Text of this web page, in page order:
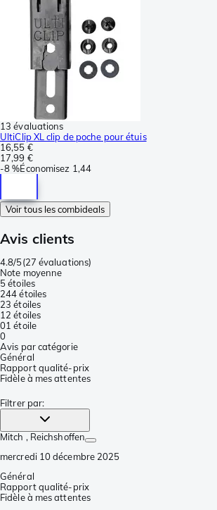
13 évaluations
UltiClip XL clip de poche pour étuis
16,55 €
17,99 €
-8 %Économisez 1,44
Voir tous les combideals
Avis clients
4.8/5(27 évaluations)
Note moyenne
5 étoiles
244 étoiles
23 étoiles
1 2 étoiles
01 étoile
0
Avis par catégorie
Général
Rapport qualité-prix
Fidèle à mes attentes
Filtrer par:
Mitch , Reichshoffen
mercredi 10 décembre 2025
Général
Rapport qualité-prix
Fidèle à mes attentes